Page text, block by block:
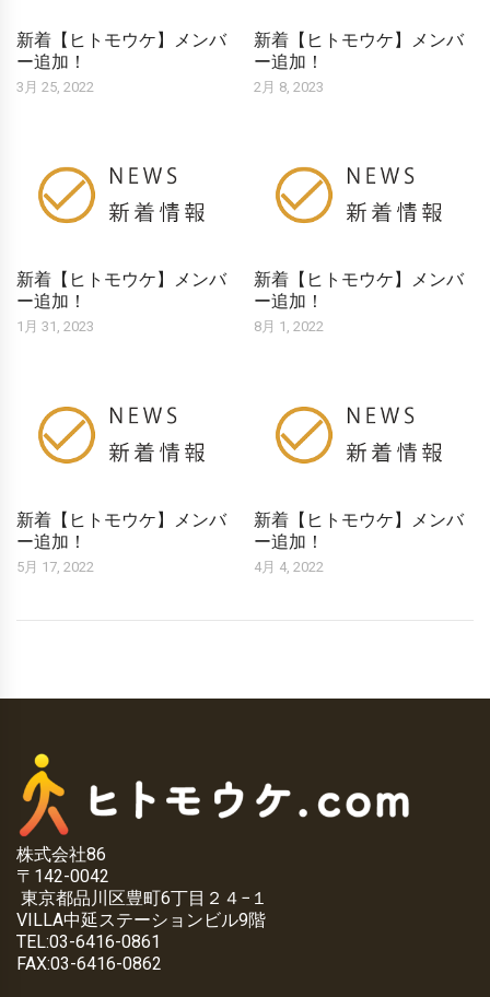
新着【ヒトモウケ】メンバ
ー追加！
3月 25, 2022
新着【ヒトモウケ】メンバ
ー追加！
2月 8, 2023
新着【ヒトモウケ】メンバ
ー追加！
1月 31, 2023
新着【ヒトモウケ】メンバ
ー追加！
8月 1, 2022
新着【ヒトモウケ】メンバ
ー追加！
5月 17, 2022
新着【ヒトモウケ】メンバ
ー追加！
4月 4, 2022
株式会社86
〒142-0042
東京都品川区豊町6丁目２４−１
VILLA中延ステーションビル9階
TEL:03-6416-0861
FAX:03-6416-0862